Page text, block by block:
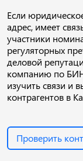
Если
адрес, имеет
участники
регуляторных
деловой
компанию по
изучить связи и
контрагентов в
Проверить